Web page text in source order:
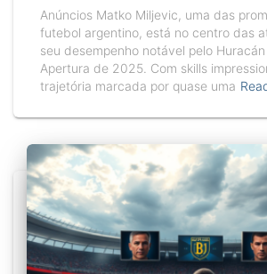
Anúncios Matko Miljevic, uma das
futebol argentino, está no centro das
seu desempenho notável pelo
Apertura de 2025. Com skills
trajetória marcada por quase uma